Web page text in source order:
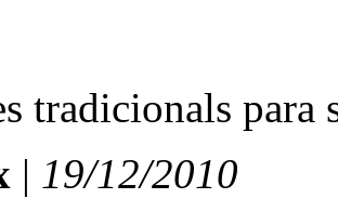
tradicionals para
| 19/12/2010